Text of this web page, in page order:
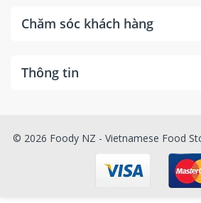
Chăm sóc khách hàng
Thông tin
© 2026 Foody NZ - Vietnamese Food